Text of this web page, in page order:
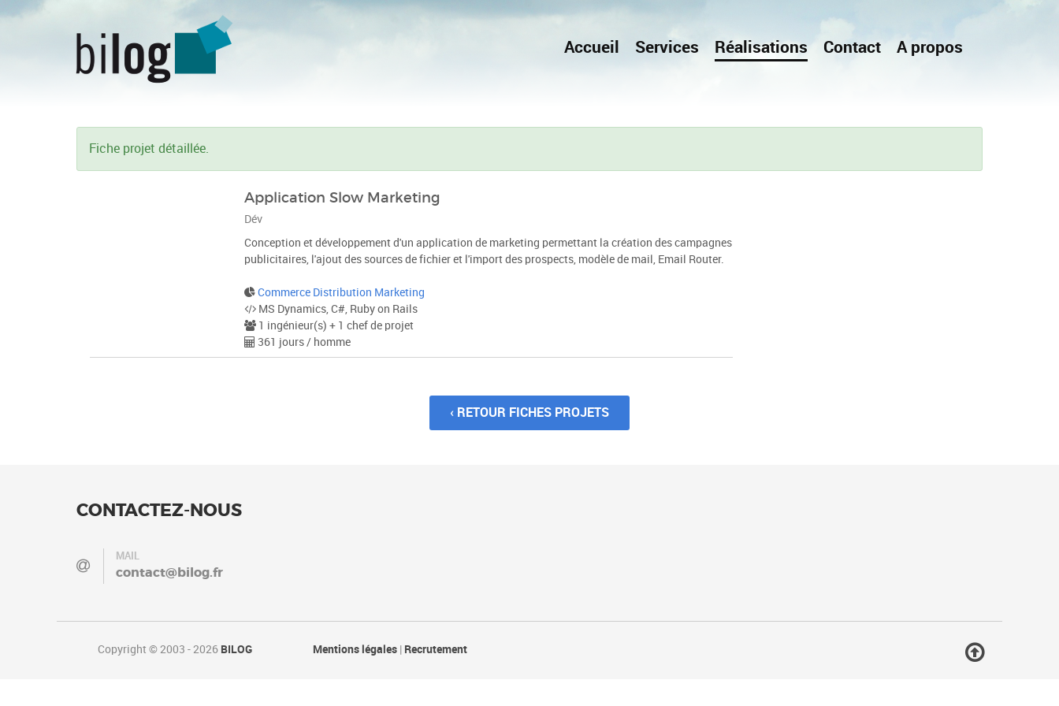
Accueil Services Réalisations Contact A propos
Fiche projet détaillée.
Application Slow Marketing
Dév
Conception et développement d'un application de marketing permettant la création des campagnes
publicitaires, l'ajout des sources de fichier et l'import des prospects, modèle de mail, Email Router.
Commerce Distribution Marketing
MS Dynamics, C#, Ruby on Rails
1 ingénieur(s) + 1 chef de projet
361 jours / homme
‹ RETOUR FICHES PROJETS
CONTACTEZ-NOUS
MAIL
contact@bilog.fr
Copyright © 2003 - 2026 BILOG Mentions légales | Recrutement